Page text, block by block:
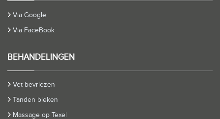
Via Google
Via FaceBook
BEHANDELINGEN
Vet bevriezen
Tanden bleken
Massage op Texel